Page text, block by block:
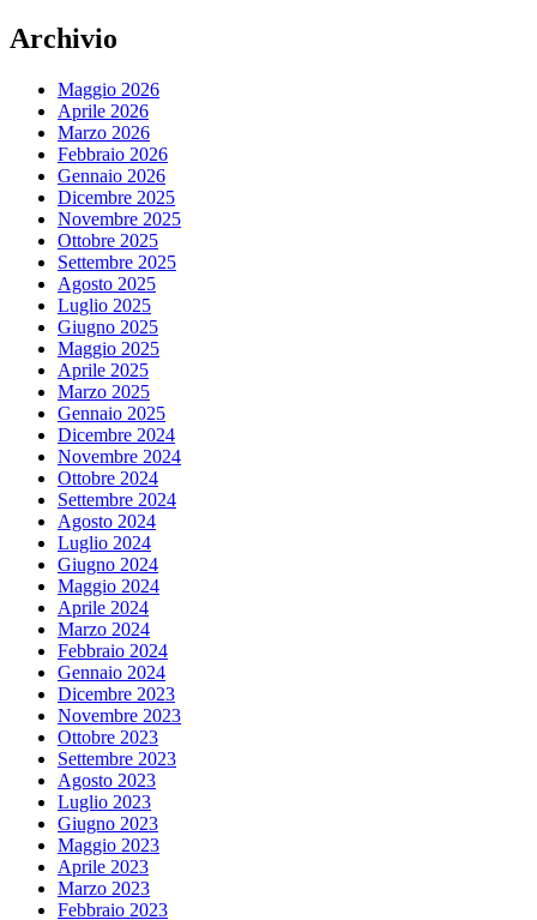
Archivio
Maggio 2026
Aprile 2026
Marzo 2026
Febbraio 2026
Gennaio 2026
Dicembre 2025
Novembre 2025
Ottobre 2025
Settembre 2025
Agosto 2025
Luglio 2025
Giugno 2025
Maggio 2025
Aprile 2025
Marzo 2025
Gennaio 2025
Dicembre 2024
Novembre 2024
Ottobre 2024
Settembre 2024
Agosto 2024
Luglio 2024
Giugno 2024
Maggio 2024
Aprile 2024
Marzo 2024
Febbraio 2024
Gennaio 2024
Dicembre 2023
Novembre 2023
Ottobre 2023
Settembre 2023
Agosto 2023
Luglio 2023
Giugno 2023
Maggio 2023
Aprile 2023
Marzo 2023
Febbraio 2023